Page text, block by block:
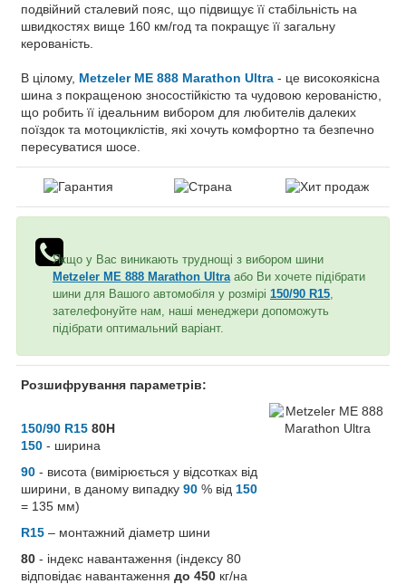
подвійний сталевий пояс, що підвищує її стабільність на
швидкостях вище 160 км/год та покращує її загальну
керованість.
В цілому, Metzeler ME 888 Marathon Ultra - це високоякісна
шина з покращеною зносостійкістю та чудовою керованістю,
що робить її ідеальним вибором для любителів далеких
поїздок та мотоциклістів, які хочуть комфортно та безпечно
пересуватися шосе.
Якщо у Вас виникають труднощі з вибором шини
Metzeler ME 888 Marathon Ultra або Ви хочете підібрати
шини для Вашого автомобіля у розмірі 150/90 R15
зателефонуйте нам, наші менеджери допоможуть
підібрати оптимальний варіант.
Розшифрування параметрів:
150/90 R15 80H
150 - ширина
90 - висота (вимірюється у відсотках від
ширини, в даному випадку 90 % від 150
= 135 мм)
R15 – монтажний діаметр шини
80 - індекс навантаження (індексу 80
відповідає навантаження до 450 кг/на